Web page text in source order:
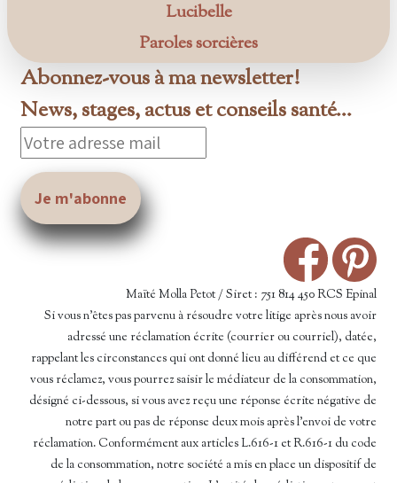
Lucibelle
Paroles sorcières
Abonnez-vous à ma newsletter!
News, stages, actus et conseils santé...
Maïté Molla Petot / Siret : 751 814 450 RCS Epinal
Si vous n’êtes pas parvenu à résoudre votre litige après nous avoir
adressé une réclamation écrite (courrier ou courriel), datée,
rappelant les circonstances qui ont donné lieu au différend et ce que
vous réclamez, vous pourrez saisir le médiateur de la consommation,
désigné ci-dessous, si vous avez reçu une réponse écrite négative de
notre part ou pas de réponse deux mois après l’envoi de votre
réclamation. Conformément aux articles L.616-1 et R.616-1 du code
de la consommation, notre société a mis en place un dispositif de